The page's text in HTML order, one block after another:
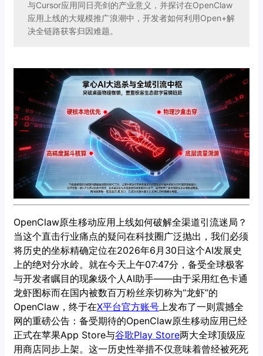
与Cursor应用同日亮剑的产业意义，并探讨在OpenClaw
应用上线的大规模推广浪潮中，开发者如何利用Open+解
决全链路获客归因难题。
OpenClaw原生移动应用上线如何破解全渠道引流迷局？
当这个直击行业痛点的疑问在科技圈广泛抛出，我们必须
将历史的坐标精确定位在2026年6月30日这个AI发展史
上的绝对分水岭。就在今天上午07:47分，备受全球极客
与开发者瞩目的现象级个人AI助手——由于采用红色卡通
龙虾图标而在国内被数百万粉丝亲切称为“龙虾”的
OpenClaw，终于在X平台官方账号上发布了一则震撼全
网的重磅公告：备受期待的OpenClaw原生移动应用已经
正式在苹果App Store与谷歌Play Store两大全球顶级应
用商店同步上架。这一历史性举措不仅意味着曾经被死死